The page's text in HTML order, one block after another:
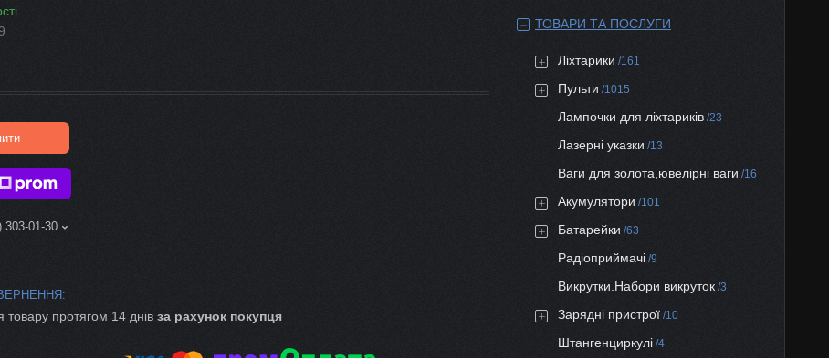
303-01-30
товару протягом 14 днів за рахунок покупця
ТОВАРИ ТА ПОСЛУГИ
Ліхтарики 161
Пульти 1015
Лампочки для ліхтариків 23
Лазерні указки 13
Ваги для золота,ювелірні ваги 16
Акумулятори 101
Батарейки 63
Радіоприймачі 9
Викрутки.Набори викруток 3
Зарядні пристрої 10
Штангенциркулі 4